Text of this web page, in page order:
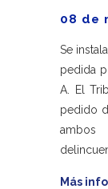
08 de
Se
pedida
A. El
pedido
Más